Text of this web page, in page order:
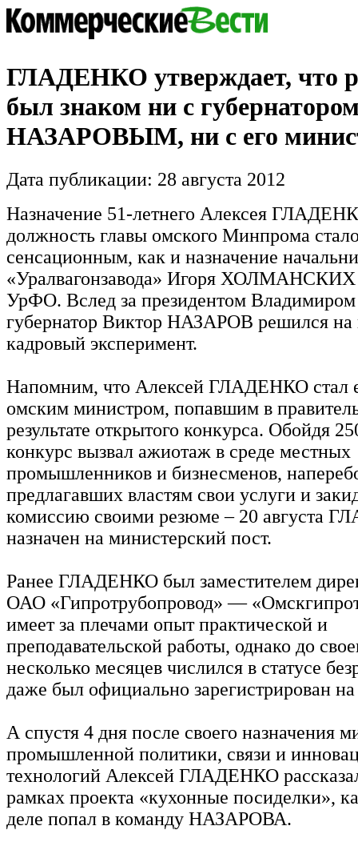
ГЛАДЕНКО утверждает, что
был знаком ни с
НАЗАРОВЫМ, ни с его
Дата публикации: 28 августа 2012
Назначение 51-летнего Алексея
должность главы омского Минпрома
сенсационным, как и назначение
«Уралвагонзавода» Игоря ХОЛМАНСКИХ
УрФО. Вслед за президентом
губернатор Виктор НАЗАРОВ решился
кадровый эксперимент.
Напомним, что Алексей ГЛАДЕНКО стал
омским министром, попавшим в
результате открытого конкурса. Обойдя
конкурс вызвал ажиотаж в среде местных
промышленников и бизнесменов,
предлагавших властям свои услуги и
комиссию своими резюме – 20 августа
назначен на министерский пост.
Ранее ГЛАДЕНКО был заместителем
ОАО «Гипротрубопровод» —
имеет за плечами опыт практической и
преподавательской работы, однако до
несколько месяцев числился в статусе
даже был официально зарегистрирован
А спустя 4 дня после своего назначения
промышленной политики, связи и
технологий Алексей ГЛАДЕНКО
рамках проекта «кухонные посиделки»,
деле попал в команду НАЗАРОВА.